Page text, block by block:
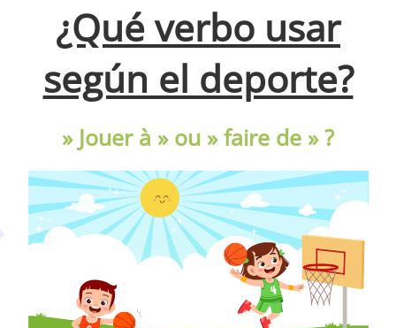
¿Qué verbo usar
según el deporte?
» Jouer à » ou » faire de » ?